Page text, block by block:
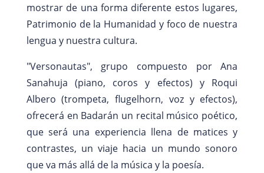
mostrar de una forma diferente estos lugares,
Patrimonio de la Humanidad y foco de nuestra
lengua y nuestra cultura.
"Versonautas", grupo compuesto por Ana
Sanahuja (piano, coros y efectos) y Roqui
Albero (trompeta, flugelhorn, voz y efectos),
ofrecerá en Badarán un recital músico poético,
que será una experiencia llena de matices y
contrastes, un viaje hacia un mundo sonoro
que va más allá de la música y la poesía.